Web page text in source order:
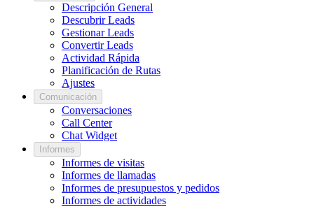
Descripción General
Descubrir Leads
Gestionar Leads
Convertir Leads
Actividad Rápida
Planificación de Rutas
Ajustes
Comunicación
Conversaciones
Call Center
Chat Widget
Informes
Informes de visitas
Informes de llamadas
Informes de presupuestos y pedidos
Informes de actividades